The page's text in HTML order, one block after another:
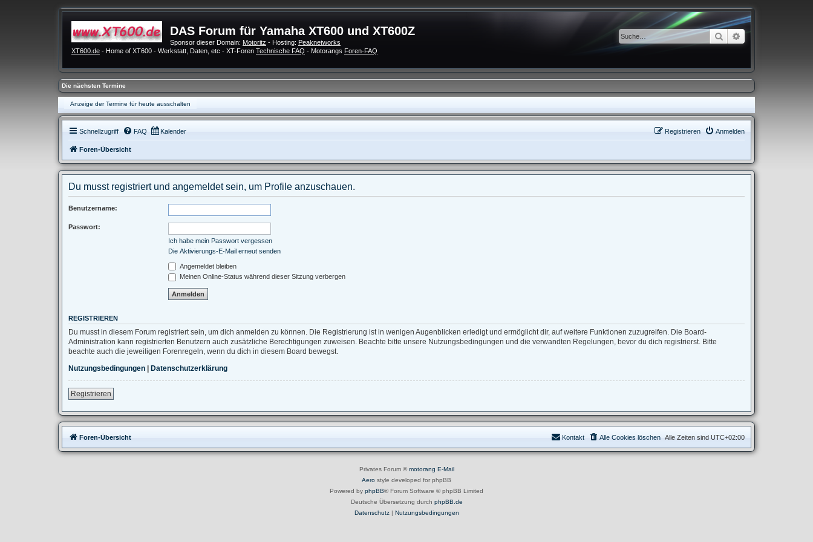
DAS Forum für Yamaha XT600 und XT600Z
Sponsor dieser Domain: Motoritz - Hosting: Peaknetworks
XT600.de - Home of XT600 - Werkstatt, Daten, etc - XT-Foren Technische FAQ - Motorangs Foren-FAQ
Suche Erweiterte Suche
Die nächsten Termine
Anzeige der Termine für heute ausschalten
Schnellzugriff FAQ Kalender Anmelden
Registrieren
Foren-Übersicht
Du musst registriert und angemeldet sein, um Profile anzuschauen.
Benutzername:
Passwort:
Ich habe mein Passwort vergessen
Die Aktivierungs-E-Mail erneut senden
Angemeldet bleiben
Meinen Online-Status während dieser Sitzung verbergen
REGISTRIEREN
Du musst in diesem Forum registriert sein, um dich anmelden zu können. Die Registrierung ist in wenigen Augenblicken erledigt und ermöglicht dir, auf weitere Funktionen zuzugreifen. Die Board-
Administration kann registrierten Benutzern auch zusätzliche Berechtigungen zuweisen. Beachte bitte unsere Nutzungsbedingungen und die verwandten Regelungen, bevor du dich registrierst. Bitte
beachte auch die jeweiligen Forenregeln, wenn du dich in diesem Board bewegst.
Nutzungsbedingungen
Datenschutzerklärung
Registrieren
Foren-Übersicht Alle Zeiten sind UTC+02:00
Alle Cookies löschen
Kontakt
Privates Forum ©motorang E-Mail
Aero style developed for phpBB
Powered by phpBB® Forum Software © phpBB Limited
Deutsche Übersetzung durch phpBB.de
Datenschutz| Nutzungsbedingungen